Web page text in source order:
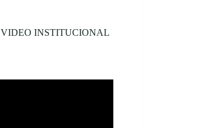
VIDEO INSTITUCIONAL